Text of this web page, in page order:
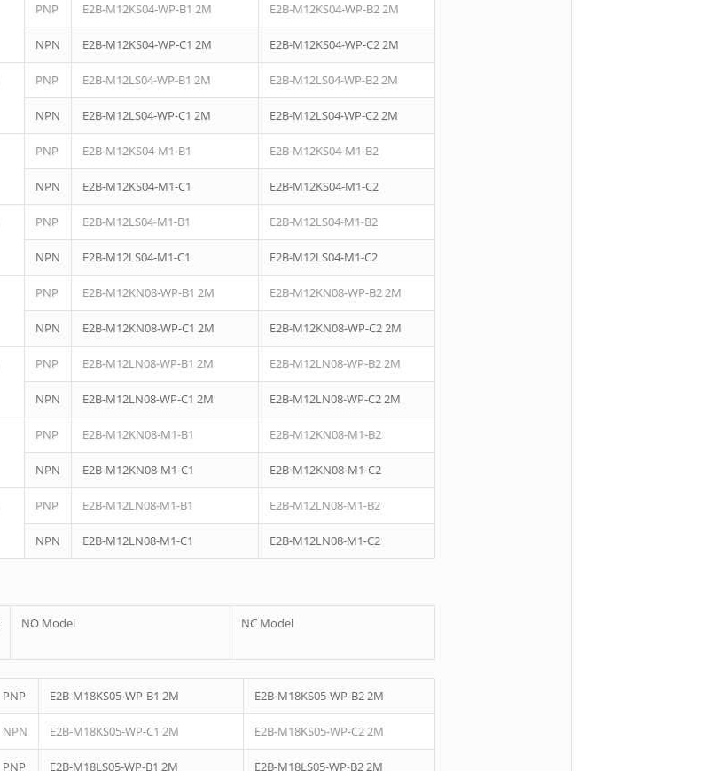
PNP E2B-M12KS04-WP-B1 2M E2B-M12KS04-WP-B2 2M
NPN E2B-M12KS04-WP-C1 2M E2B-M12KS04-WP-C2 2M
PNP E2B-M12LS04-WP-B1 2M E2B-M12LS04-WP-B2 2M
NPN E2B-M12LS04-WP-C1 2M E2B-M12LS04-WP-C2 2M
PNP E2B-M12KS04-M1-B1 E2B-M12KS04-M1-B2
NPN E2B-M12KS04-M1-C1 E2B-M12KS04-M1-C2
PNP E2B-M12LS04-M1-B1 E2B-M12LS04-M1-B2
NPN E2B-M12LS04-M1-C1 E2B-M12LS04-M1-C2
PNP E2B-M12KN08-WP-B1 2M E2B-M12KN08-WP-B2 2M
NPN E2B-M12KN08-WP-C1 2M E2B-M12KN08-WP-C2 2M
PNP E2B-M12LN08-WP-B1 2M E2B-M12LN08-WP-B2 2M
NPN E2B-M12LN08-WP-C1 2M E2B-M12LN08-WP-C2 2M
PNP E2B-M12KN08-M1-B1 E2B-M12KN08-M1-B2
NPN E2B-M12KN08-M1-C1 E2B-M12KN08-M1-C2
PNP E2B-M12LN08-M1-B1 E2B-M12LN08-M1-B2
NPN E2B-M12LN08-M1-C1 E2B-M12LN08-M1-C2
NO Model NC Model
PNP E2B-M18KS05-WP-B1 2M E2B-M18KS05-WP-B2 2M
NPN E2B-M18KS05-WP-C1 2M E2B-M18KS05-WP-C2 2M
PNP E2B-M18LS05-WP-B1 2M E2B-M18LS05-WP-B2 2M